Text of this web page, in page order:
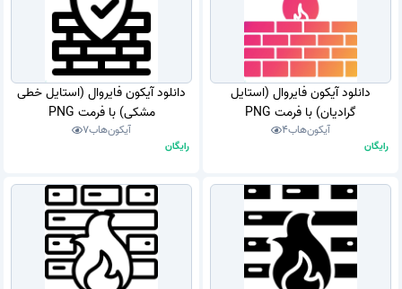
دانلود آیکون فایروال (استایل
گرادیان) با فرمت PNG
آیکون‌هاب4
رایگان
دانلود آیکون فایروال (استایل خطی
مشکی) با فرمت PNG
آیکون‌هاب7
رایگان